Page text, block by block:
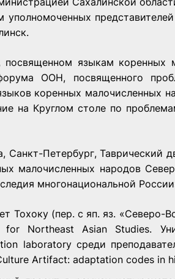
уполномоченных
посвященном языкам
ООН, посвященного
коренных малочисленных
на Круглом столе по
Петербург, Таврический
малочисленных народов
многонациональной
Тохоку (пер. с яп. яз. «Северо-
Northeast Asian Studies.
laboratory среди
Artifact: adaptation codes in